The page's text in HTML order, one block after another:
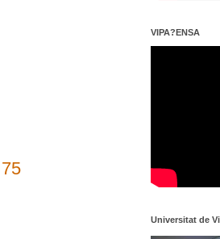
VIPA?ENSA
Universitat de